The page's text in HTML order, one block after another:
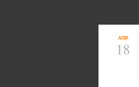
АПР
18